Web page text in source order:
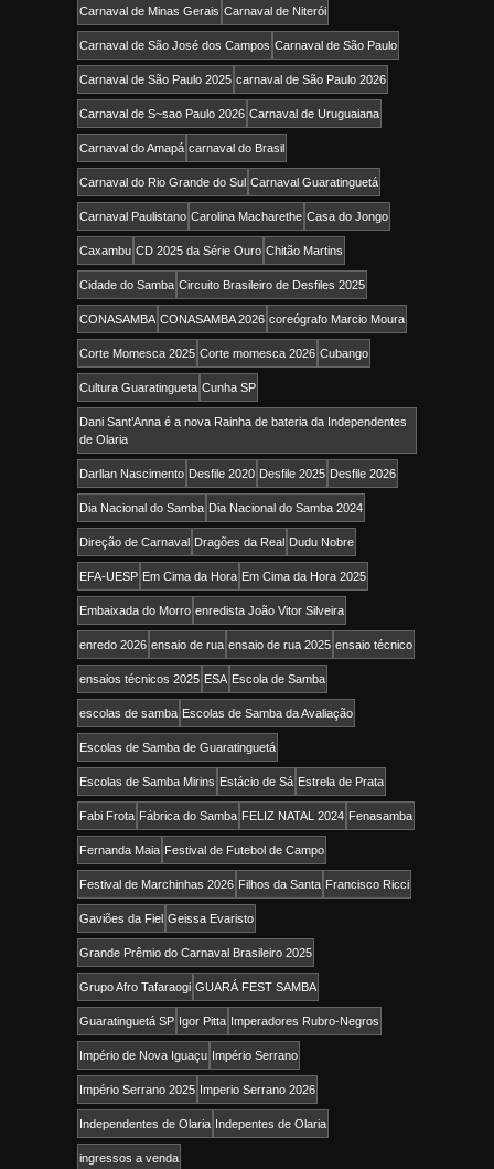
Carnaval de Minas Gerais Carnaval de Niterói
Carnaval de São José dos Campos Carnaval de São Paulo
Carnaval de São Paulo 2025 carnaval de São Paulo 2026
Carnaval de S~sao Paulo 2026 Carnaval de Uruguaiana
Carnaval do Amapá carnaval do Brasil
Carnaval do Rio Grande do Sul Carnaval Guaratinguetá
Carnaval Paulistano Carolina Macharethe Casa do Jongo
Caxambu CD 2025 da Série Ouro Chitão Martins
Cidade do Samba Circuito Brasileiro de Desfiles 2025
CONASAMBA CONASAMBA 2026 coreógrafo Marcio Moura
Corte Momesca 2025 Corte momesca 2026 Cubango
Cultura Guaratingueta Cunha SP
Dani Sant’Anna é a nova Rainha de bateria da Independentes
de Olaria
Darllan Nascimento Desfile 2020 Desfile 2025 Desfile 2026
Dia Nacional do Samba Dia Nacional do Samba 2024
Direção de Carnaval Dragões da Real Dudu Nobre
EFA-UESP Em Cima da Hora Em Cima da Hora 2025
Embaixada do Morro enredista João Vitor Silveira
enredo 2026 ensaio de rua ensaio de rua 2025 ensaio técnico
ensaios técnicos 2025 ESA Escola de Samba
escolas de samba Escolas de Samba da Avaliação
Escolas de Samba de Guaratinguetá
Escolas de Samba Mirins Estácio de Sá Estrela de Prata
Fabi Frota Fábrica do Samba FELIZ NATAL 2024 Fenasamba
Fernanda Maia Festival de Futebol de Campo
Festival de Marchinhas 2026 Filhos da Santa Francisco Ricci
Gaviões da Fiel Geissa Evaristo
Grande Prêmio do Carnaval Brasileiro 2025
Grupo Afro Tafaraogi GUARÁ FEST SAMBA
Guaratinguetá SP Igor Pitta Imperadores Rubro-Negros
Império de Nova Iguaçu Império Serrano
Império Serrano 2025 Imperio Serrano 2026
Independentes de Olaria Indepentes de Olaria
ingressos a venda